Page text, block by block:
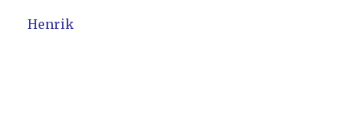
Henrik